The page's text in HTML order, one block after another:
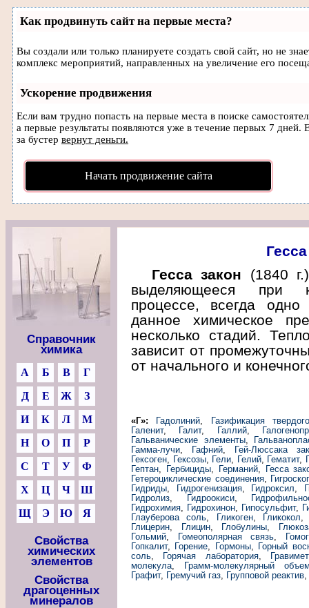
Как продвинуть сайт на первые места?
Вы создали или только планируете создать свой сайт, но не
комплекс мероприятий, направленных на увеличение его
Ускорение продвижения
Если вам трудно попасть на первые места в поиске
а первые результаты появляются уже в течение первых 7
за бустер вернут деньги.
Начать продвижение сайта
Справочник
химика
А Б В
Г
Д
Е Ж
З
И
К Л
М
Н
О П
Р
С
Т У
Ф
Х
Ц Ч
Ш
Щ
Э Ю Я
Свойства
химических
элементов
Свойства
драгоценных
минералов
Гесса закон (1840
выделяющееся при
процессе, всегда
данное химическое
несколько стадий.
зависит от
от начального и
«Г»: Гадолиний,
Газификация
Галенит, Галит, Галлий,
Гальванические элементы,
Гамма-лучи, Гафний,
Гей-Люссака
Гексоген, Гексозы, Гели, Гелий, Гематит,
Гептан, Гербициды, Германий,
Гесса
Гетероциклические соединения,
Гидриды, Гидрогенизация, Гидроксил,
Гидролиз, Гидроокиси,
Гидрохимия, Гидрохинон, Гипосульфит,
Глауберова соль, Гликоген, Гликокол
Глицерин, Глицин, Глобулины,
Гольмий, Гомеополярная связь,
Гопкалит, Горение, Гормоны, Горный
соль, Горячая лаборатория,
молекула,
Грамм-молекулярный
Графит, Гремучий газ, Групповой реактив,